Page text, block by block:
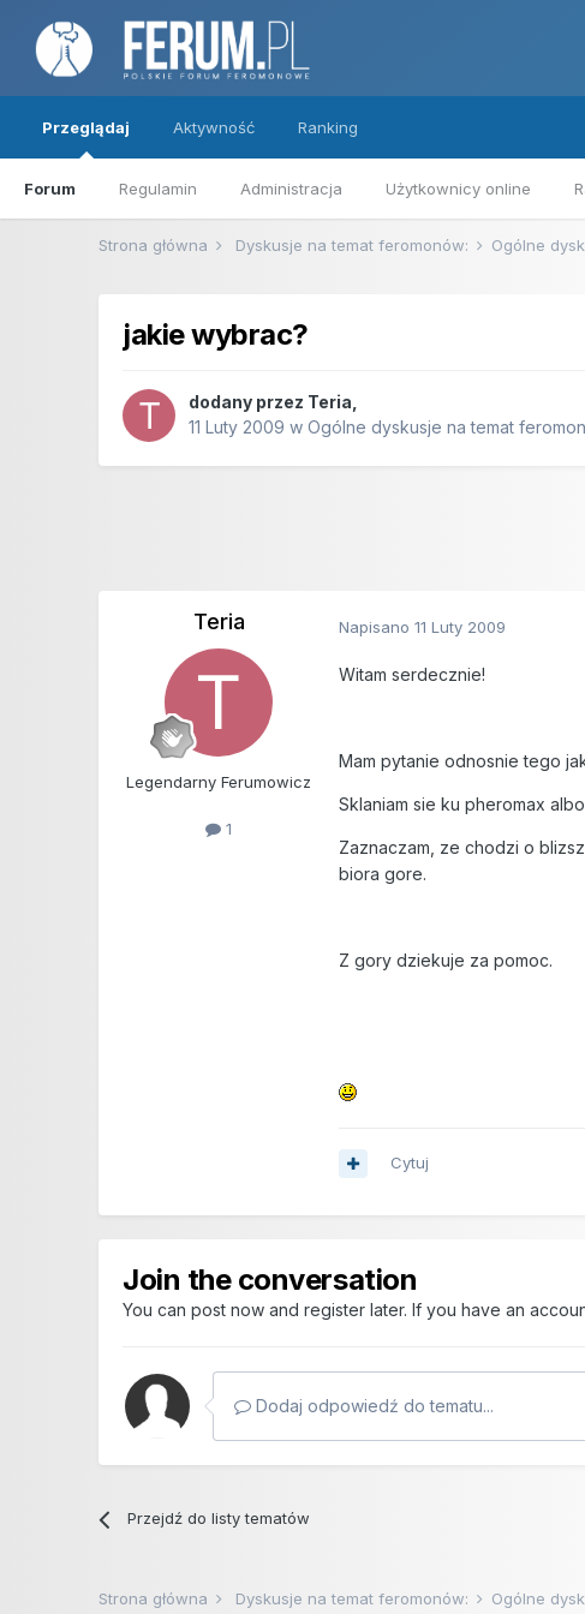
Przeglądaj
Forum Regulamin Administracja Użytkownicy online
Aktywność Ranking
Strona główna Dyskusje na temat feromonów: Ogólne
jakie wybrac?
dodany przez Teria
11 Luty 2009 wOgólne dyskusje na temat
Teria
Legendarny Ferumowicz
1
Napisano11 Luty 2009
Witam serdecznie!
Mam pytanie odnosnie tego
Sklaniam sie ku pheromax
Zaznaczam, ze chodzi o
biora gore.
Z gory dziekuje za pomoc.
Cytuj
Join the conversation
You can post now and register later. If you have an
Dodaj odpowiedź do tematu...
Przejdź do listy tematów
Strona główna Dyskusje na temat feromonów: Ogólne